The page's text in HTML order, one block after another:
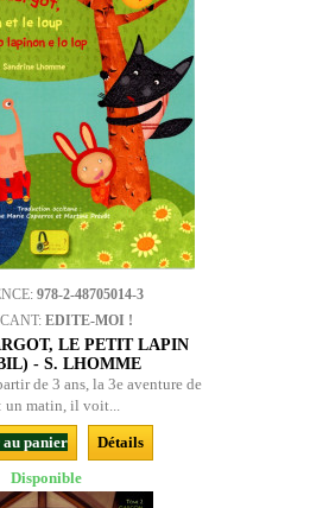
978-2-48705014-3
EDITE-MOI !
LE PETIT LAPIN
- S. LHOMME
de 3 ans, la 3e aventure de
un matin, il voit...
panier
Détails
Disponible